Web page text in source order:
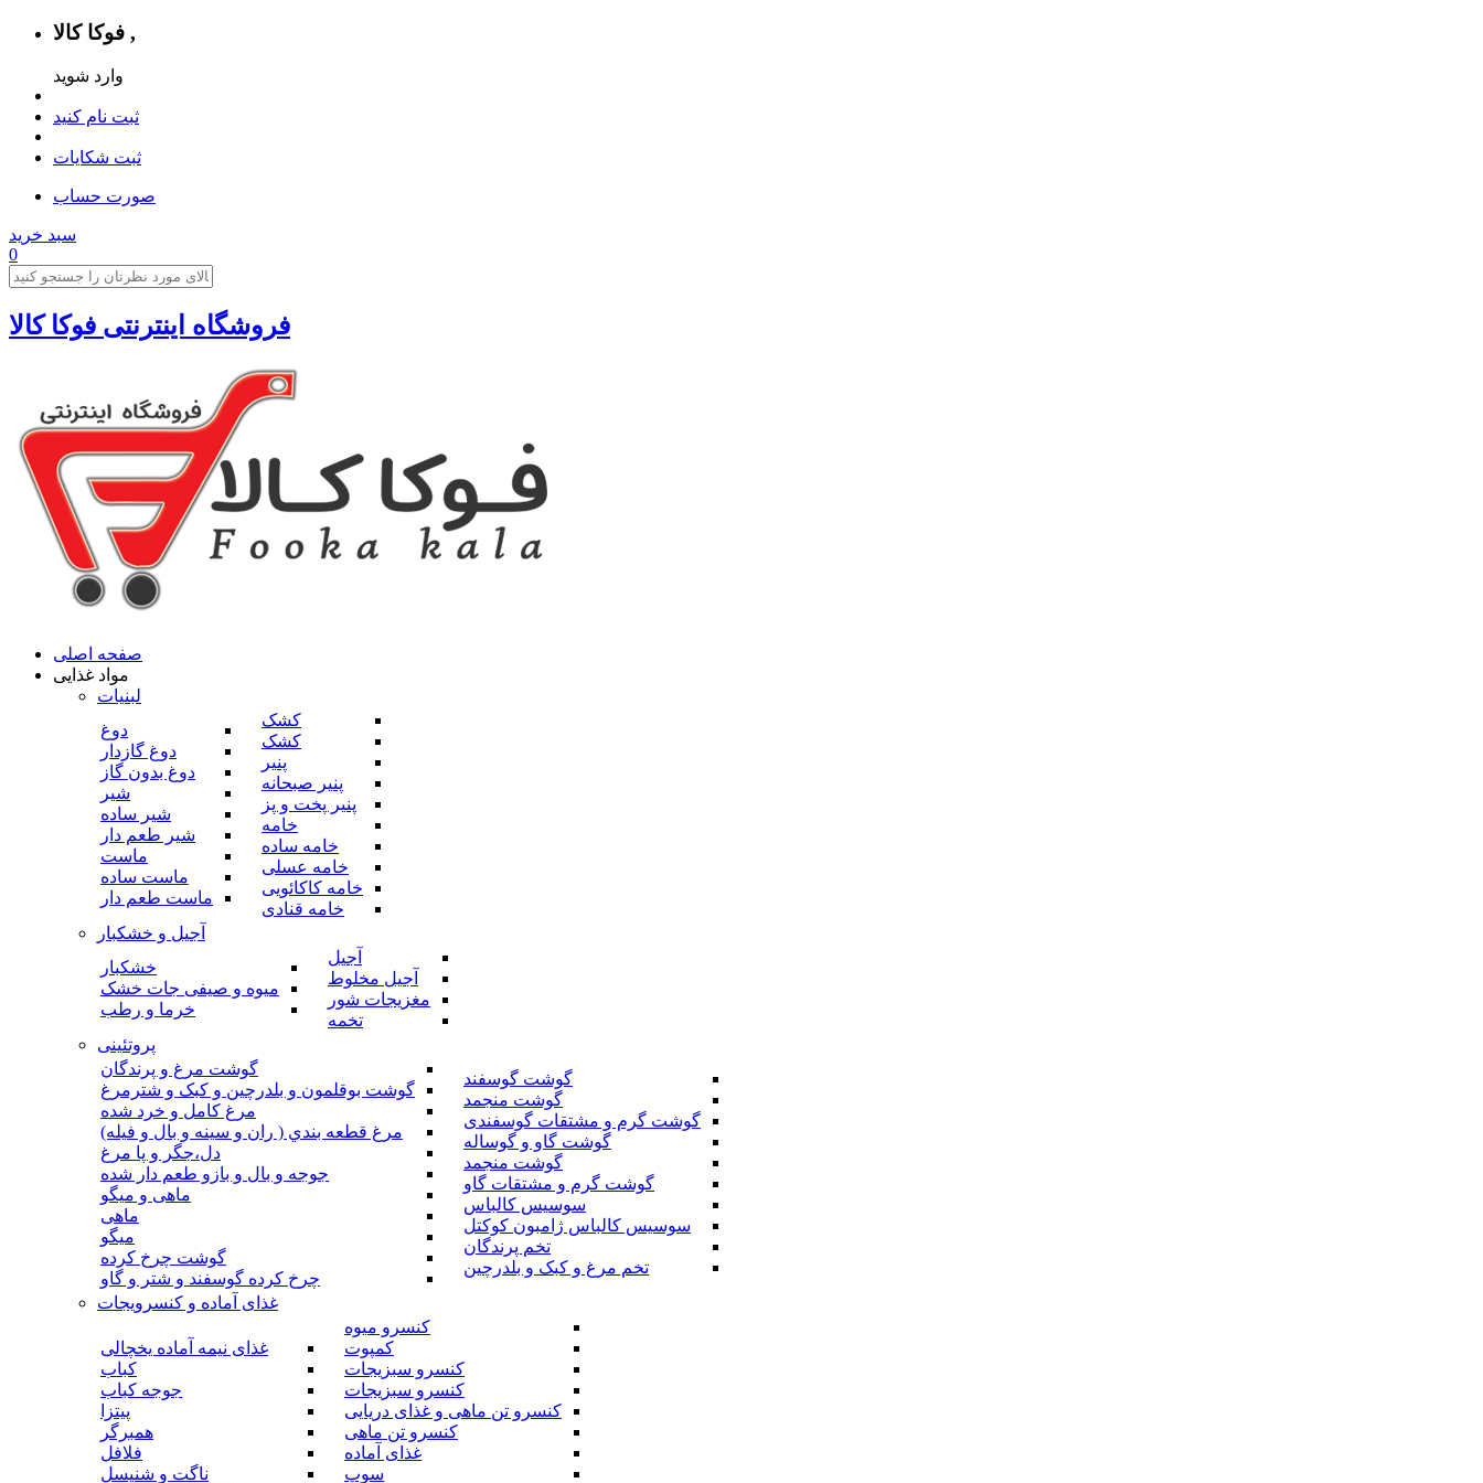
فوکا کالا ,
وارد شوید
ثبت نام کنید
ثبت شکایات
صورت حساب
سبد خرید
0
فروشگاه اینترنتی فوکا کالا
صفحه اصلی
مواد غذایی
لبنیات
کشک
کشک
پنیر
پنیر صبحانه
پنیر پخت و پز
خامه
خامه ساده
خامه عسلی
خامه کاکائویی
خامه قنادی
دوغ
دوغ گازدار
دوغ بدون گاز
شیر
شیر ساده
شیر طعم دار
ماست
ماست ساده
ماست طعم دار
آجیل و خشکبار
آجیل
آجیل مخلوط
مغزیجات شور
تخمه
خشکبار
میوه و صیفی جات خشک
خرما و رطب
پروتئینی
گوشت گوسفند
گوشت منجمد
گوشت گرم و مشتقات گوسفندی
گوشت گاو و گوساله
گوشت منجمد
گوشت گرم و مشتقات گاو
سوسیس کالباس
سوسیس کالباس ژامبون کوکتل
تخم پرندگان
تخم مرغ و کبک و بلدرچین
گوشت مرغ و پرندگان
گوشت بوقلمون و بلدرچین و کبک و شترمرغ
مرغ کامل و خرد شده
مرغ قطعه بندي ( ران و سينه و بال و فيله)
دل،جگر و پا مرغ
جوجه و بال و بازو طعم دار شده
ماهی و میگو
ماهی
میگو
گوشت چرخ کرده
چرخ کرده گوسفند و شتر و گاو
غذای آماده و کنسرویجات
کنسرو میوه
کمپوت
کنسرو سبزیجات
کنسرو سبزیجات
کنسرو تن ماهی و غذای دریایی
کنسرو تن ماهی
غذای آماده
سوپ
غذای نیمه آماده یخچالی
کباب
جوجه کباب
پیتزا
همبرگر
فلافل
ناگت و شنیسل